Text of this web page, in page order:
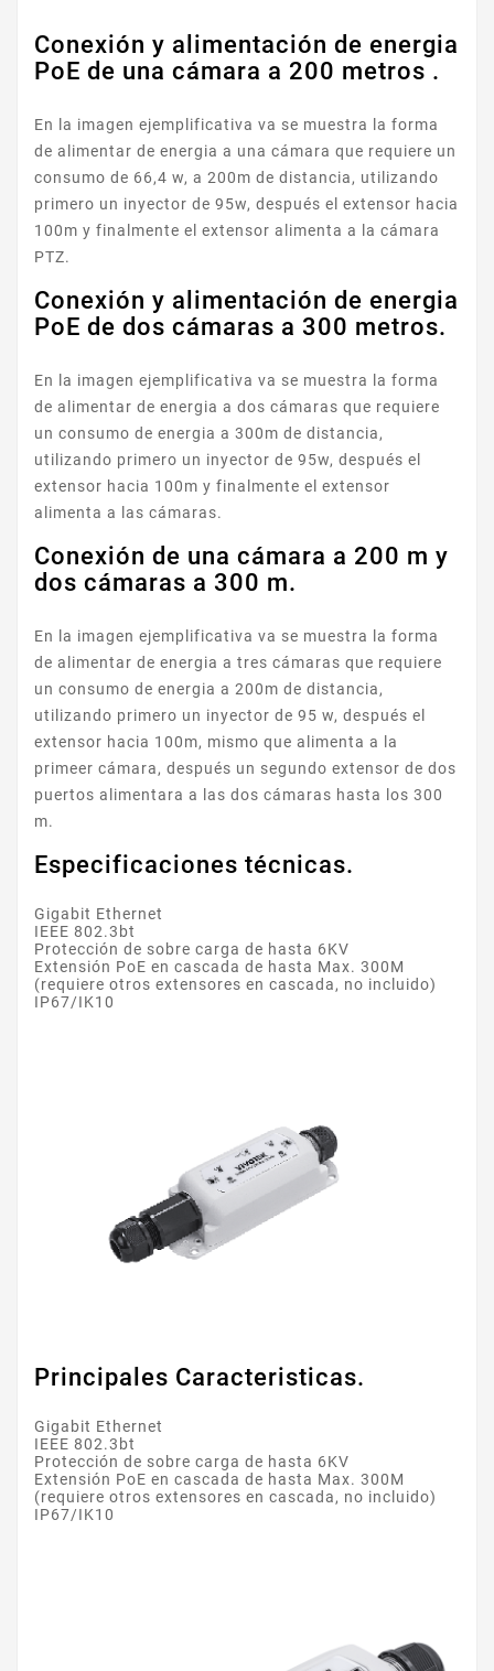
Conexión y alimentación de energia
PoE de una cámara a 200 metros .
En la imagen ejemplificativa va se muestra la forma
de alimentar de energia a una cámara que requiere un
consumo de 66,4 w, a 200m de distancia, utilizando
primero un inyector de 95w, después el extensor hacia
100m y finalmente el extensor alimenta a la cámara
PTZ.
Conexión y alimentación de energia
PoE de dos cámaras a 300 metros.
En la imagen ejemplificativa va se muestra la forma
de alimentar de energia a dos cámaras que requiere
un consumo de energia a 300m de distancia,
utilizando primero un inyector de 95w, después el
extensor hacia 100m y finalmente el extensor
alimenta a las cámaras.
Conexión de una cámara a 200 m y
dos cámaras a 300 m.
En la imagen ejemplificativa va se muestra la forma
de alimentar de energia a tres cámaras que requiere
un consumo de energia a 200m de distancia,
utilizando primero un inyector de 95 w, después el
extensor hacia 100m, mismo que alimenta a la
primeer cámara, después un segundo extensor de dos
puertos alimentara a las dos cámaras hasta los 300
m.
Especificaciones técnicas.
Gigabit Ethernet
IEEE 802.3bt
Protección de sobre carga de hasta 6KV
Extensión PoE en cascada de hasta Max. 300M
(requiere otros extensores en cascada, no incluido)
IP67/IK10
Principales Caracteristicas.
Gigabit Ethernet
IEEE 802.3bt
Protección de sobre carga de hasta 6KV
Extensión PoE en cascada de hasta Max. 300M
(requiere otros extensores en cascada, no incluido)
IP67/IK10